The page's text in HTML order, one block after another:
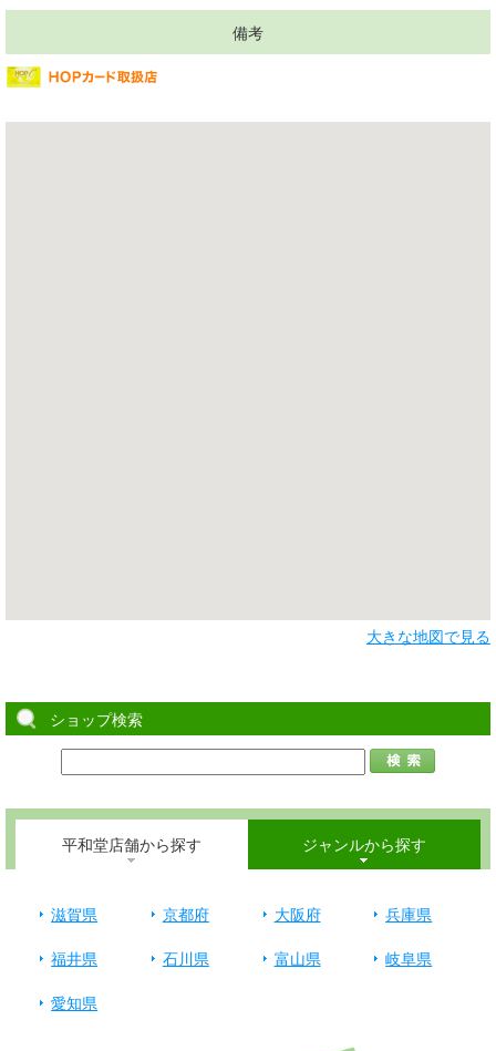
備考
大きな地図で見る
ショップ検索
平和堂店舗から探す ジャンルから探す
滋賀県 京都府 大阪府
兵庫県
福井県
石川県 富山県
岐阜県
愛知県